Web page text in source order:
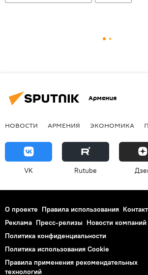
Армения
НОВОСТИ АРМЕНИЯ ЭКОНОМИКА
VK Rutube
О проекте Правила использования
Реклама Пресс-релизы Новости компаний
Политика конфиденциальности
Политика использования Cookie
Правила применения рекомендательных
технологий